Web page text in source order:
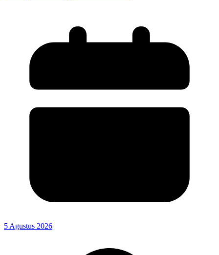
5 Agustus 2026